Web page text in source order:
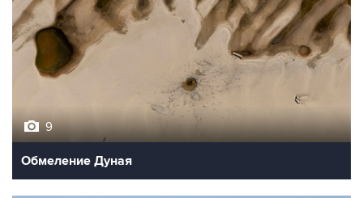
9
Обмеление Дуная